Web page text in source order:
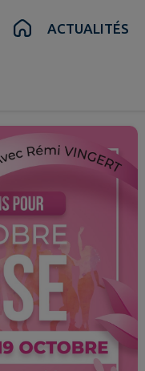
Pied de pageACTUALITÉS